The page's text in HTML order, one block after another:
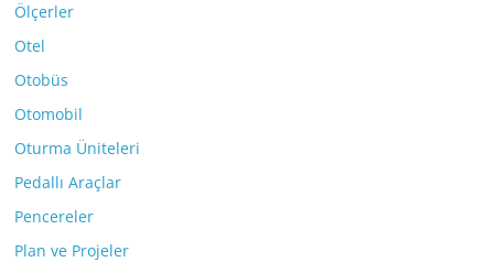
Ölçerler
Otel
Otobüs
Otomobil
Oturma Üniteleri
Pedallı Araçlar
Pencereler
Plan ve Projeler